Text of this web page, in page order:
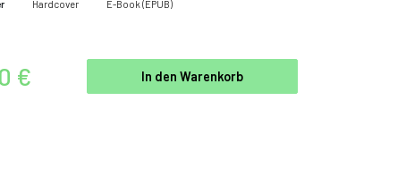
Hardcover E-Book (EPUB)
€ In den Warenkorb